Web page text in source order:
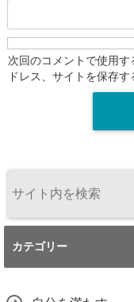
次回のコメントで使用
ドレス、サイトを保存す
カテゴリー